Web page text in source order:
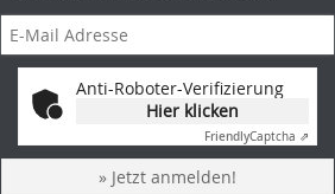
Anti-Roboter-Verifizierung
Hier klicken
FriendlyCaptcha ⇗
» Jetzt anmelden!